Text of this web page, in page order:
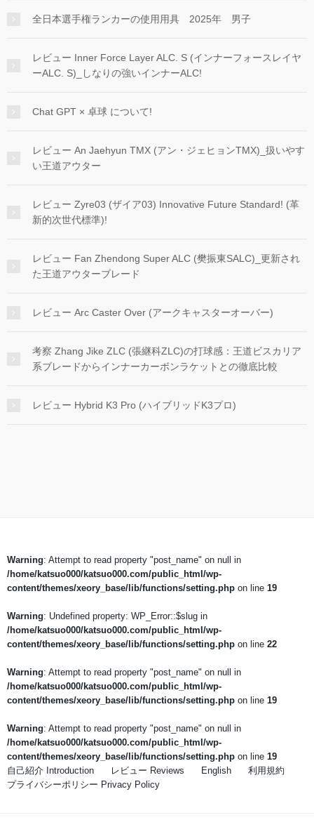
全日本選手権ランカーの使用用具 2025年 男子
レビュー Inner Force Layer ALC. S (インナーフォースレイヤ
ーALC. S)_しなりの強いインナーALC!
Chat GPT × 卓球 について!
レビュー An Jaehyun TMX (アン・ジェヒョンTMX)_扱いやす
い王道アウター
レビュー Zyre03 (ザイア03) Innovative Future Standard! (革
新的次世代標準)!
レビュー Fan Zhendong Super ALC (樊振東SALC)_更新され
た王道アウターブレード
レビュー Arc Caster Over (アークキャスターオーバー)
考察 Zhang Jike ZLC (張継科ZLC)の打球感：王道ビスカリア
系ブレードからインナーカーボンラケットとの徹底比較
レビュー Hybrid K3 Pro (ハイブリッドK3プロ)
Warning: Attempt to read property "post_name" on null in
/home/katsuo000/katsuo000.com/public_html/wp-
content/themes/xeory_base/lib/functions/setting.php on line 19
Warning: Undefined property: WP_Error::$slug in
/home/katsuo000/katsuo000.com/public_html/wp-
content/themes/xeory_base/lib/functions/setting.php on line 22
Warning: Attempt to read property "post_name" on null in
/home/katsuo000/katsuo000.com/public_html/wp-
content/themes/xeory_base/lib/functions/setting.php on line 19
Warning: Attempt to read property "post_name" on null in
/home/katsuo000/katsuo000.com/public_html/wp-
content/themes/xeory_base/lib/functions/setting.php on line 19
自己紹介 Introduction
レビュー Reviews English
利用規約
プライバシーポリシー Privacy Policy